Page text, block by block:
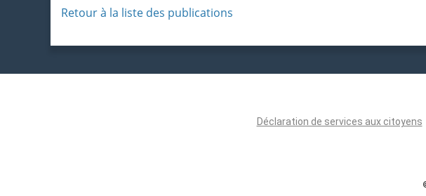
Retour à la liste des publications
Déclaration de services aux citoyens